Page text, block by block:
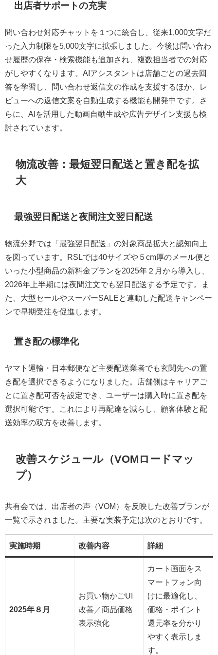
出店者サポートの充実
問い合わせ対応チャットを１つに統合し、従来1,000文字だ
った入力制限を5,000文字に拡張しました。今後は問い合わ
せ履歴の保存・検索機能も追加され、複数担当者での対応
がしやすくなります。AIアシスタントは店舗ごとの過去回
答を学習し、問い合わせ返信文の作成を支援するほか、レ
ビューへの返信文案を自動生成する機能も開発中です。さ
らに、AIを活用した動画自動生成や広告デザイン支援も検
討されています。
物流改善：最短翌日配送と置き配を拡
大
最強翌日配送と夜間注文翌日配送
物流分野では「最強翌日配送」の対象商品拡大と認知向上
を図っています。RSLでは40サイズや５cm厚のメール便と
いった小型商品の新料金プランを2025年２月から導入し、
2026年上半期には夜間注文でも翌日配送する予定です。ま
た、大型セールやスーパーSALEと連動した配送キャンペー
ンで早期受注を促進します。
置き配の標準化
ヤマト運輸・日本郵便など主要配送業者でも玄関先への置
き配を選択できるようになりました。店舗側はキャリアご
とに置き配可否を設定でき、ユーザーは購入時に置き配を
選択可能です。これにより再配達を減らし、顧客体験と配
送効率の双方を改善します。
改善スケジュール（VOMロードマッ
プ）
共有会では、出店者の声（VOM）を反映した改善プランが
一覧で示されました。主要な実装予定は次のとおりです。
実施時期 改善内容 詳細
2025年８月
お買い物かごUI
改善／商品価格
表示強化
カート画面をス
マートフォン向
けに最適化し、
価格・ポイント
還元率を分かり
やすく表示しま
す。